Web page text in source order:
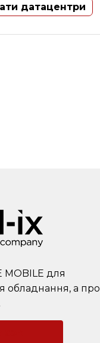
датацентри
MOBILE для
обладнання, а про